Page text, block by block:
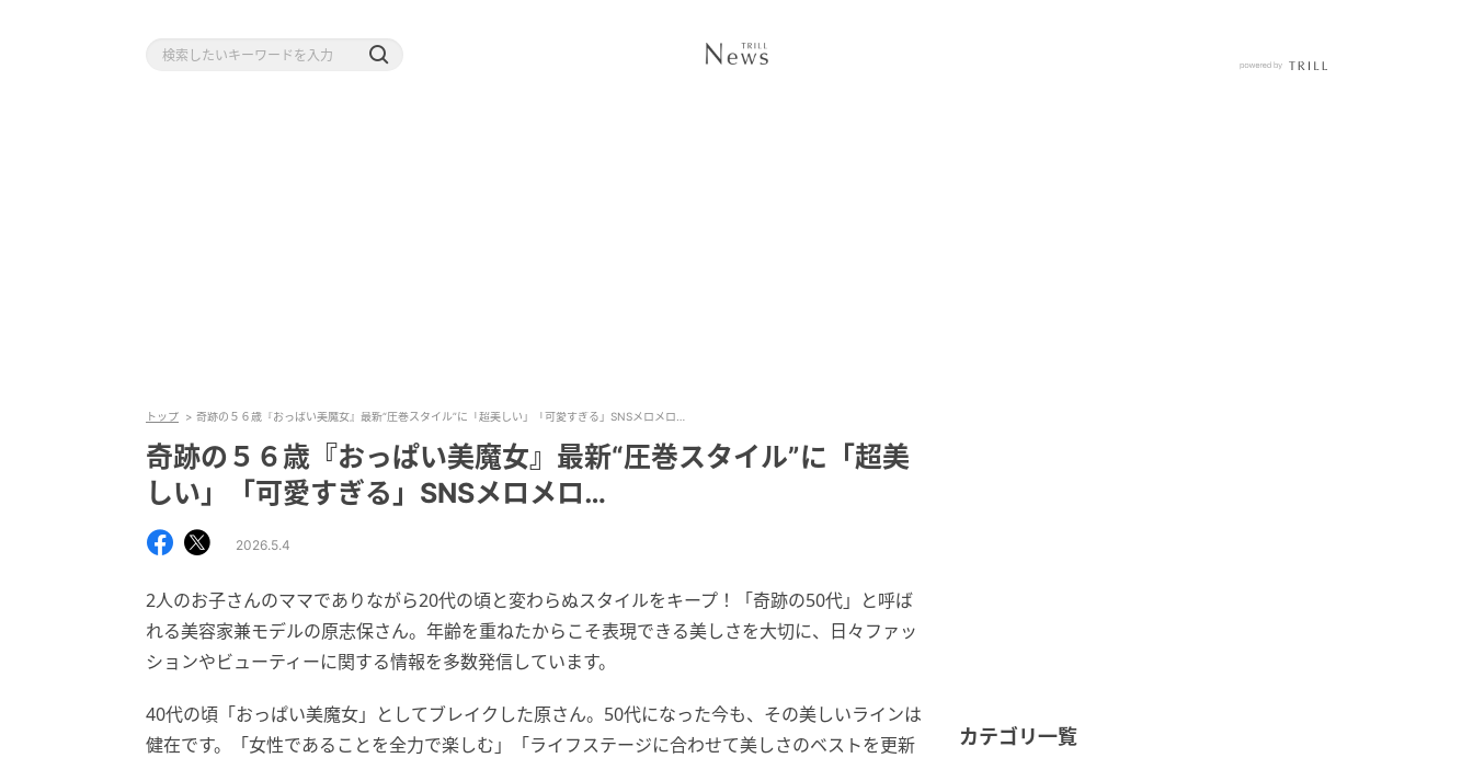
トップ 奇跡の５６歳『おっぱい美魔女』最新“圧巻スタイル”に「超美しい」「可愛すぎる」SNSメロメロ…
奇跡の５６歳『おっぱい美魔女』最新“圧巻スタイル”に「超美
しい」「可愛すぎる」SNSメロメロ…
2026.5.4
2人のお子さんのママでありながら20代の頃と変わらぬスタイルをキープ！「奇跡の50代」と呼ば
れる美容家兼モデルの原志保さん。年齢を重ねたからこそ表現できる美しさを大切に、日々ファッ
ションやビューティーに関する情報を多数発信しています。
40代の頃「おっぱい美魔女」としてブレイクした原さん。50代になった今も、その美しいラインは
健在です。「女性であることを全力で楽しむ」「ライフステージに合わせて美しさのベストを更新
カテゴリ一覧